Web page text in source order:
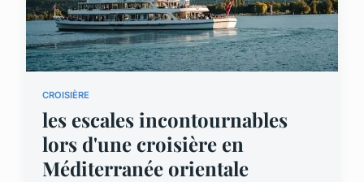
CROISIÈRE
les escales incontournables
lors d'une croisière en
Méditerranée orientale